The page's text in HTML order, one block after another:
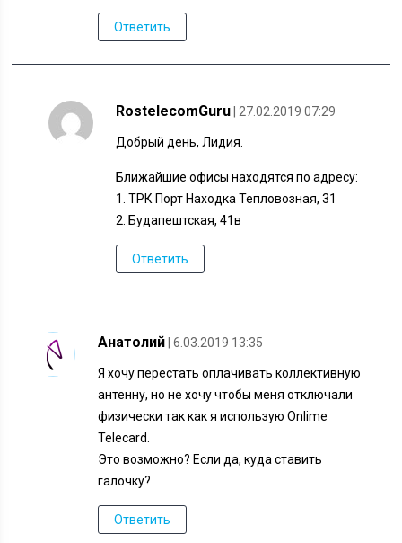
Ответить
RostelecomGuru | 27.02.2019 07:29
Добрый день, Лидия.
Ближайшие офисы находятся по адресу:
1. ТРК Порт Находка Тепловозная, 31
2. Будапештская, 41в
Ответить
Анатолий | 6.03.2019 13:35
Я хочу перестать оплачивать коллективную
антенну, но не хочу чтобы меня отключали
физически так как я использую Onlime
Telecard.
Это возможно? Если да, куда ставить
галочку?
Ответить